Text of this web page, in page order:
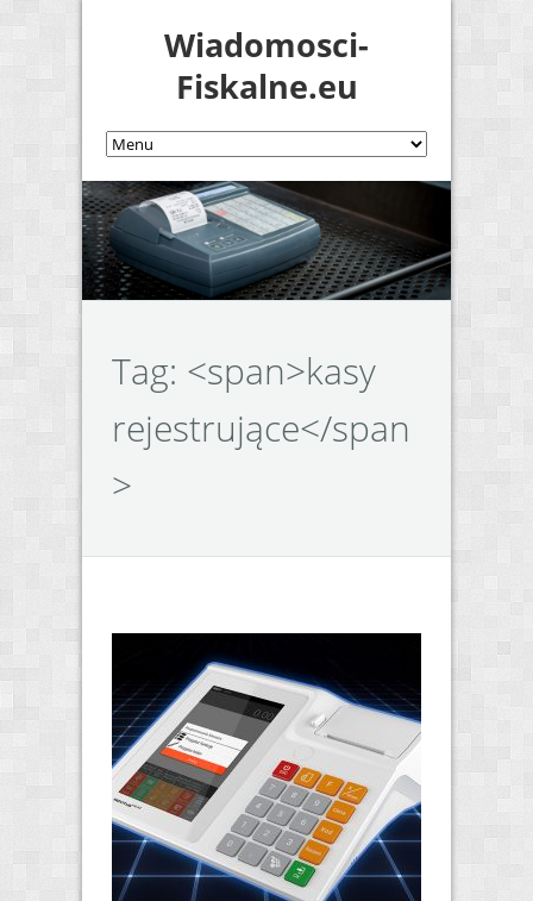
Wiadomosci-
Fiskalne.eu
Tag: <span>kasy
rejestrujące</span
>